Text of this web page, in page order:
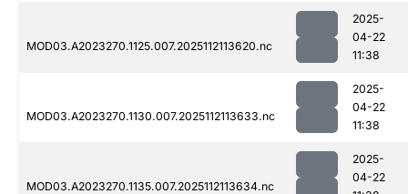
MOD03.A2023270.1125.007.2025112113620.nc
2025-
04-22
11:38
MOD03.A2023270.1130.007.2025112113633.nc
2025-
04-22
11:38
MOD03.A2023270.1135.007.2025112113634.nc
2025-
04-22